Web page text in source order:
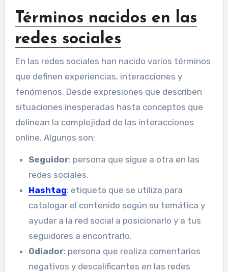
Términos nacidos en las
redes sociales
En las redes sociales han nacido varios términos
que definen experiencias, interacciones y
fenómenos. Desde expresiones que describen
situaciones inesperadas hasta conceptos que
delinean la complejidad de las interacciones
online. Algunos son:
Seguidor: persona que sigue a otra en las
redes sociales.
Hashtag: etiqueta que se utiliza para
catalogar el contenido según su temática y
ayudar a la red social a posicionarlo y a tus
seguidores a encontrarlo.
Odiador: persona que realiza comentarios
negativos y descalificantes en las redes